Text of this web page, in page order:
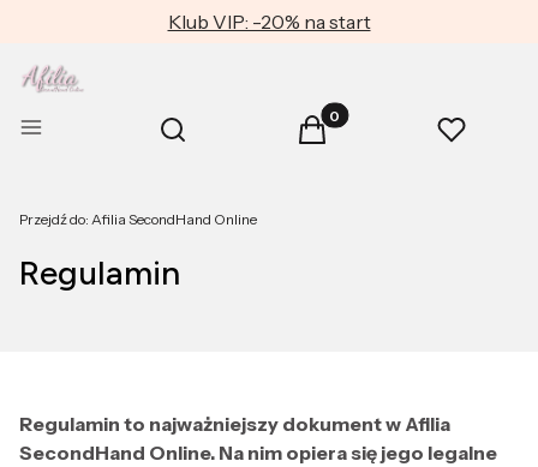
Klub VIP: -20% na start
Menu Otwórz wyszukiwarkę
Szukaj Produkty w koszyku: 0.
Koszyk Ulubione
Przejdź do: Afilia SecondHand Online
Regulamin
Regulamin to najważniejszy dokument w Afilia
SecondHand Online. Na nim opiera się jego legalne